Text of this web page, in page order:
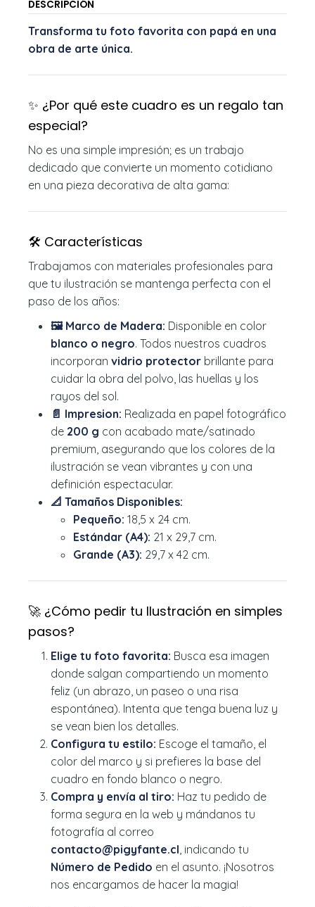
DESCRIPCIÓN
Transforma tu foto favorita con papá en una
obra de arte única.
✨ ¿Por qué este cuadro es un regalo tan
especial?
No es una simple impresión; es un trabajo
dedicado que convierte un momento cotidiano
en una pieza decorativa de alta gama:
🛠️ Características
Trabajamos con materiales profesionales para
que tu ilustración se mantenga perfecta con el
paso de los años:
🖼️ Marco de Madera: Disponible en color
blanco o negro. Todos nuestros cuadros
incorporan vidrio protector brillante para
cuidar la obra del polvo, las huellas y los
rayos del sol.
📄 Impresion: Realizada en papel fotográfico
de 200 g con acabado mate/satinado
premium, asegurando que los colores de la
ilustración se vean vibrantes y con una
definición espectacular.
📐 Tamaños Disponibles:
Pequeño: 18,5 x 24 cm.
Estándar (A4): 21 x 29,7 cm.
Grande (A3): 29,7 x 42 cm.
🚀 ¿Cómo pedir tu Ilustración en simples
pasos?
Elige tu foto favorita: Busca esa imagen
donde salgan compartiendo un momento
feliz (un abrazo, un paseo o una risa
espontánea). Intenta que tenga buena luz y
se vean bien los detalles.
Configura tu estilo: Escoge el tamaño, el
color del marco y si prefieres la base del
cuadro en fondo blanco o negro.
Compra y envía al tiro: Haz tu pedido de
forma segura en la web y mándanos tu
fotografía al correo
contacto@pigyfante.cl, indicando tu
Número de Pedido en el asunto. ¡Nosotros
nos encargamos de hacer la magia!